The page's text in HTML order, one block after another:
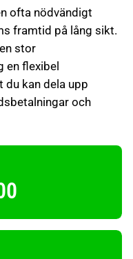
ofta nödvändigt
framtid på lång sikt.
stor
en flexibel
kan dela upp
och